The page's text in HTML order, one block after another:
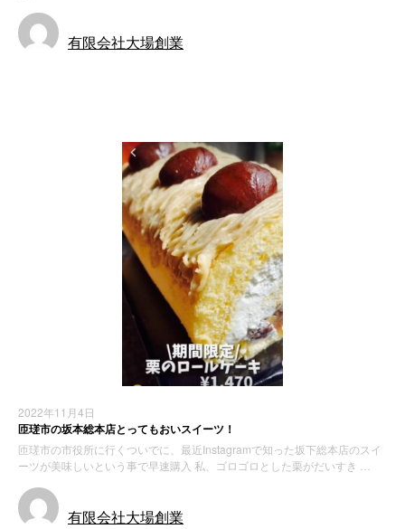
有限会社大場創業
2022年11月4日
匝瑳市の坂本総本店とってもおいスイーツ！
匝瑳市の市役所に行くついでに、最近Instagramで知った坂下総本店のスイ
ーツが美味しいという事で早速購入 私、ゴロゴロとした栗がだいすき …
有限会社大場創業